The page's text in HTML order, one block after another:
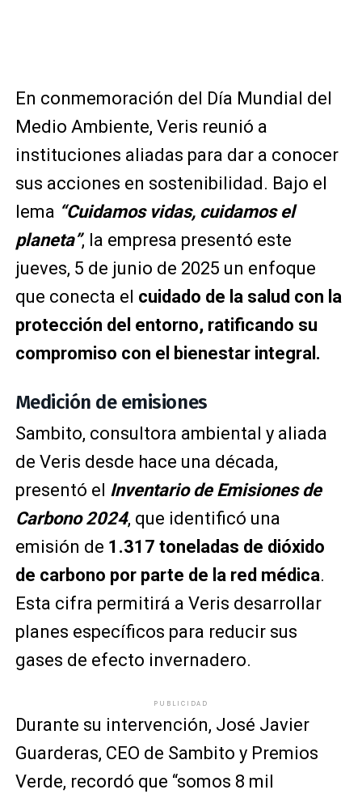
En conmemoración del Día Mundial del
Medio Ambiente, Veris reunió a
instituciones aliadas para dar a conocer
sus acciones en sostenibilidad. Bajo el
lema “Cuidamos vidas, cuidamos el
planeta”, la empresa presentó este
jueves, 5 de junio de 2025 un enfoque
que conecta el cuidado de la salud con la
protección del entorno, ratificando su
compromiso con el bienestar integral.
Medición de emisiones
Sambito, consultora ambiental y aliada
de Veris desde hace una década,
presentó el Inventario de Emisiones de
Carbono 2024, que identificó una
emisión de 1.317 toneladas de dióxido
de carbono por parte de la red médica.
Esta cifra permitirá a Veris desarrollar
planes específicos para reducir sus
gases de efecto invernadero.
PUBLICIDAD
Durante su intervención, José Javier
Guarderas, CEO de Sambito y Premios
Verde, recordó que “somos 8 mil